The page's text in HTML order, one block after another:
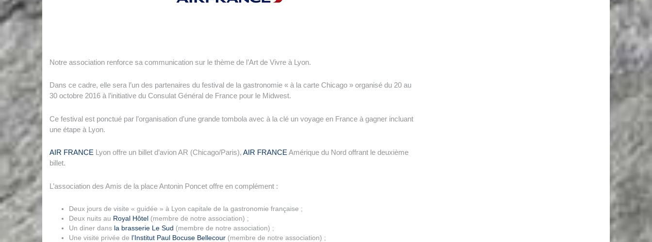
Notre association renforce sa communication sur le thème de l’Art de Vivre à Lyon.
Dans ce cadre, elle sera l’un des partenaires du festival de la gastronomie « à la carte Chicago » organisé du 20 au
30 octobre 2016 à l’initiative du Consulat Général de France pour le Midwest.
Ce festival est ponctué par l’organisation d’une grande tombola avec à la clé un voyage en France à gagner incluant
une étape à Lyon.
AIR FRANCE Lyon offre un billet d’avion AR (Chicago/Paris), AIR FRANCE Amérique du Nord offrant le deuxième
billet.
L’association des Amis de la place Antonin Poncet offre en complément :
Deux jours de visite « guidée » à Lyon capitale de la gastronomie française ;
Deux nuits au Royal Hôtel (membre de notre association) ;
Un diner dans la brasserie Le Sud (membre de notre association) ;
Une visite privée de l’Institut Paul Bocuse Bellecour (membre de notre association) ;